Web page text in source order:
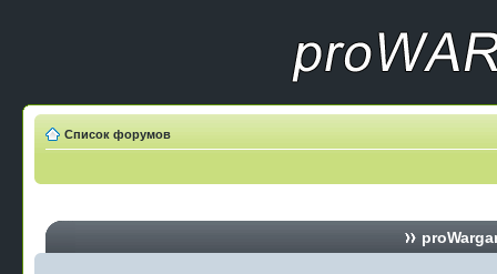
Список форумов